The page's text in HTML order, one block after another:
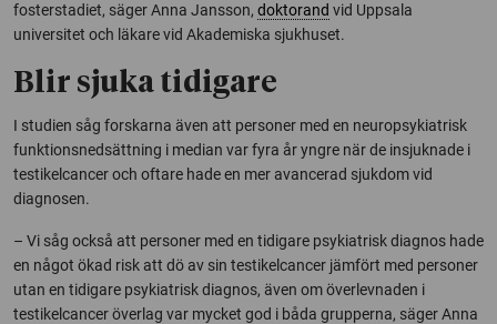
fosterstadiet, säger Anna Jansson, doktorand vid Uppsala
universitet och läkare vid Akademiska sjukhuset.
Blir sjuka tidigare
I studien såg forskarna även att personer med en neuropsykiatrisk
funktionsnedsättning i median var fyra år yngre när de insjuknade i
testikelcancer och oftare hade en mer avancerad sjukdom vid
diagnosen.
– Vi såg också att personer med en tidigare psykiatrisk diagnos hade
en något ökad risk att dö av sin testikelcancer jämfört med personer
utan en tidigare psykiatrisk diagnos, även om överlevnaden i
testikelcancer överlag var mycket god i båda grupperna, säger Anna